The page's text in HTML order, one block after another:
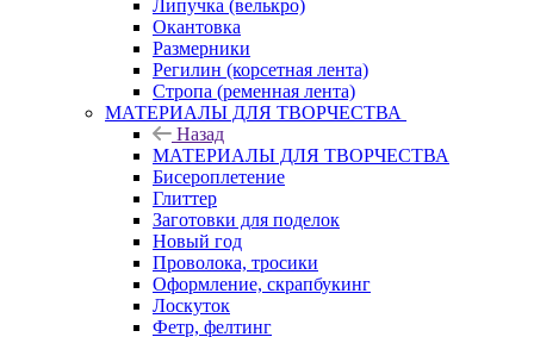
Липучка (велькро)
Окантовка
Размерники
Регилин (корсетная лента)
Стропа (ременная лента)
МАТЕРИАЛЫ ДЛЯ ТВОРЧЕСТВА
Назад
МАТЕРИАЛЫ ДЛЯ ТВОРЧЕСТВА
Бисероплетение
Глиттер
Заготовки для поделок
Новый год
Проволока, тросики
Оформление, скрапбукинг
Лоскуток
Фетр, фелтинг